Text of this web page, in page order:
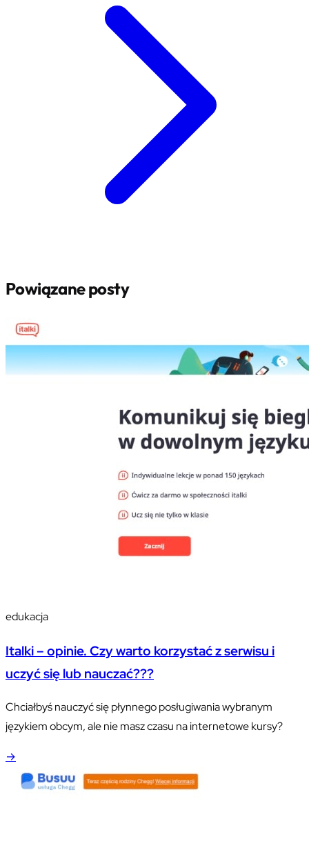
Powiązane posty
edukacja
Italki – opinie. Czy warto korzystać z serwisu i
uczyć się lub nauczać???
Chciałbyś nauczyć się płynnego posługiwania wybranym
językiem obcym, ale nie masz czasu na internetowe kursy?
→